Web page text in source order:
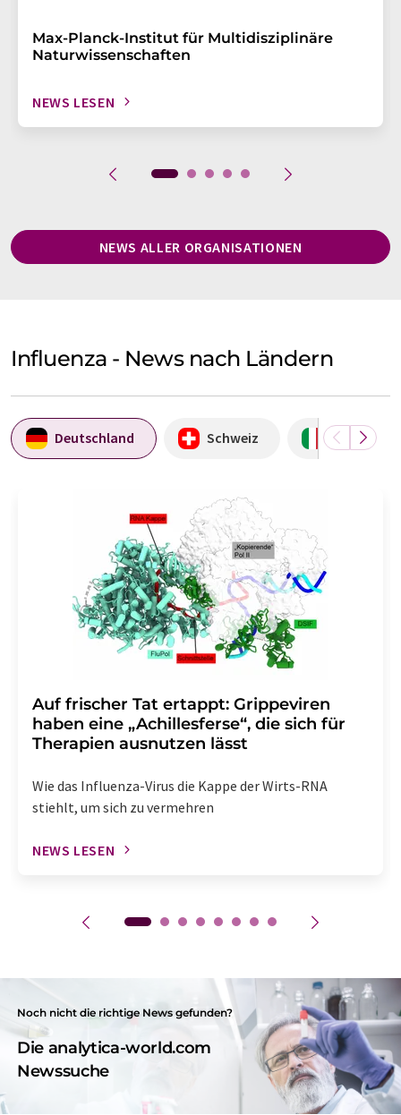
Max-Planck-Institut für Multidisziplinäre
Naturwissenschaften
NEWS LESEN
NEWS ALLER ORGANISATIONEN
Influenza - News nach Ländern
Deutschland Schweiz Italien
Auf frischer Tat ertappt: Grippeviren
haben eine „Achillesferse“, die sich für
Therapien ausnutzen lässt
Wie das Influenza-Virus die Kappe der Wirts-RNA
stiehlt, um sich zu vermehren
NEWS LESEN
Noch nicht die richtige News gefunden?
Die analytica-world.com
Newssuche